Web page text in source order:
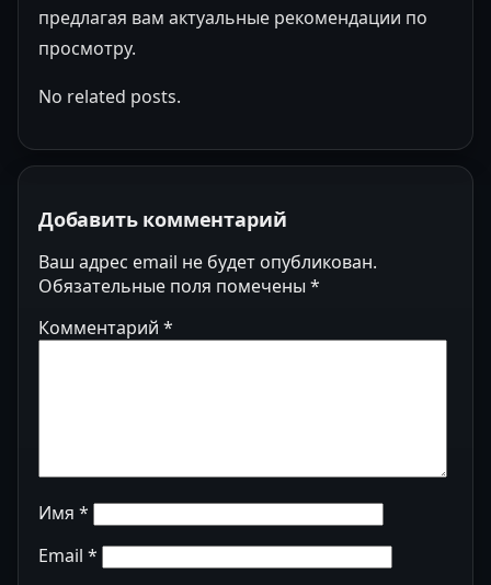
предлагая вам актуальные рекомендации по
просмотру.
No related posts.
Добавить комментарий
Ваш адрес email не будет опубликован.
Обязательные поля помечены *
Комментарий *
Имя *
Email *